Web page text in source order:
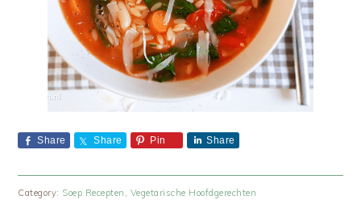
Share Share Pin Share
Category: Soep Recepten , Vegetarische Hoofdgerechten